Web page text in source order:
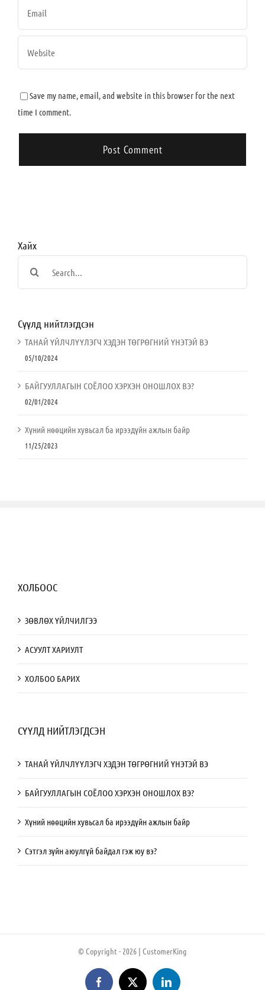
Save my name, email, and website in this browser for the next
time I comment.
Хайх
Сүүлд нийтлэгдсэн
ТАНАЙ ҮЙЛЧЛҮҮЛЭГЧ ХЭДЭН ТӨГРӨГНИЙ ҮНЭТЭЙ ВЭ
05/10/2024
БАЙГУУЛЛАГЫН СОЁЛОО ХЭРХЭН ОНОШЛОХ ВЭ?
02/01/2024
Хүний нөөцийн хувьсал ба ирээдүйн ажлын байр
11/25/2023
ХОЛБООС
ЗӨВЛӨХ ҮЙЛЧИЛГЭЭ
АСУУЛТ ХАРИУЛТ
ХОЛБОО БАРИХ
СҮҮЛД НИЙТЛЭГДСЭН
ТАНАЙ ҮЙЛЧЛҮҮЛЭГЧ ХЭДЭН ТӨГРӨГНИЙ ҮНЭТЭЙ ВЭ
БАЙГУУЛЛАГЫН СОЁЛОО ХЭРХЭН ОНОШЛОХ ВЭ?
Хүний нөөцийн хувьсал ба ирээдүйн ажлын байр
Сэтгэл зүйн аюулгүй байдал гэж юу вэ?
© Copyright - 2026 | CustomerKing
Facebook
X LinkedIn